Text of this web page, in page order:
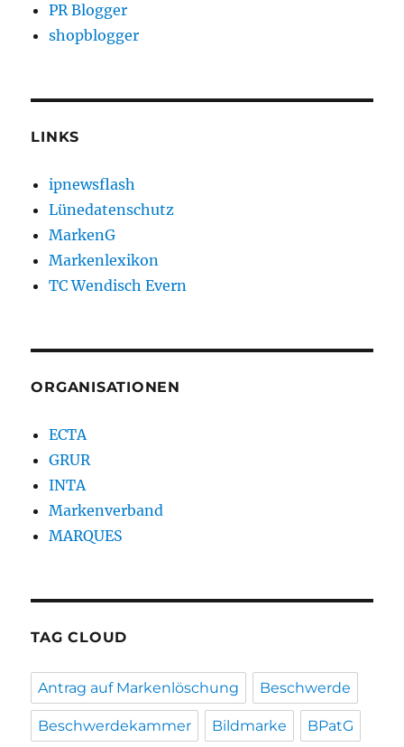
PR Blogger
shopblogger
LINKS
ipnewsflash
Lünedatenschutz
MarkenG
Markenlexikon
TC Wendisch Evern
ORGANISATIONEN
ECTA
GRUR
INTA
Markenverband
MARQUES
TAG CLOUD
Antrag auf Markenlöschung Beschwerde
Beschwerdekammer Bildmarke BPatG